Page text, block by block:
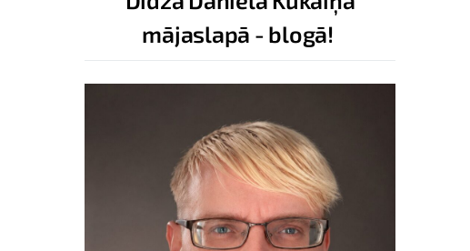
mājaslapā - blogā!